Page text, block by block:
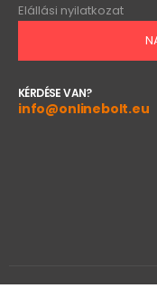
Elállási nyilatkozat
KÉRDÉSE VAN?
info@onlinebolt.eu